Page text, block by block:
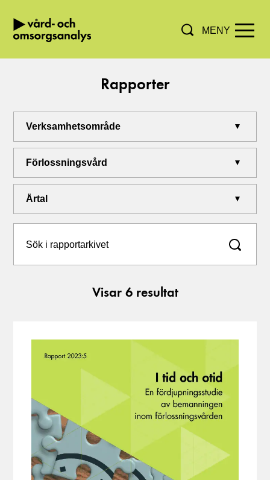
Hoppa direkt till innehållet.
MENY
Rapporter
Filtrera sökresultat genom att välja
Verksamhetsområde
Visar 6resultat